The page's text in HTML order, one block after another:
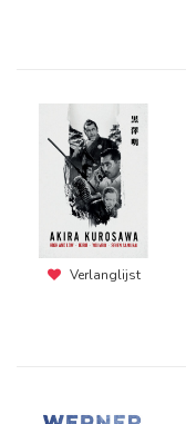
Verlanglijst